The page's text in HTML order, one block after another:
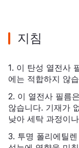
지침
1. 이 탄성 열전사
에는 적합하지 않
2. 이 열전사 필름
않습니다. 기재가
낮아 세탁 과정이
3. 투명 폴리에틸